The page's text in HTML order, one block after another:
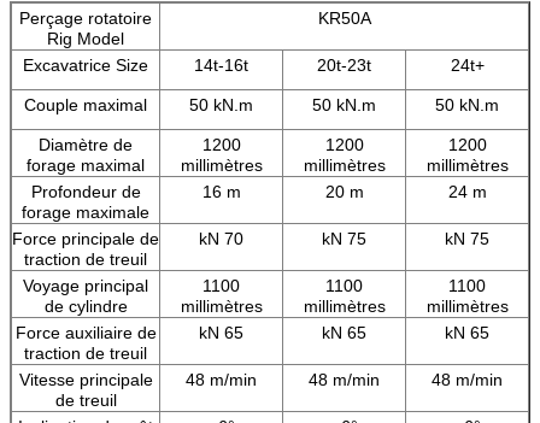
Perçage rotatoire
Rig Model
KR50A
Excavatrice Size 14t-16t 20t-23t 24t+
Couple maximal 50 kN.m 50 kN.m 50 kN.m
Diamètre de
forage maximal
1200
millimètres
1200
millimètres
1200
millimètres
Profondeur de
forage maximale
16 m 20 m 24 m
Force principale de
traction de treuil
kN 70 kN 75 kN 75
Voyage principal
de cylindre
1100
millimètres
1100
millimètres
1100
millimètres
Force auxiliaire de
traction de treuil
kN 65 kN 65 kN 65
Vitesse principale
de treuil
48 m/min 48 m/min 48 m/min